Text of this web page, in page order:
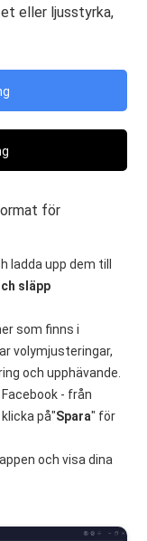
eller ljusstyrka,
för
ladda upp dem till
släpp
som finns i
volymjusteringar,
och upphävande.
- från
på"Spara" för
och visa dina